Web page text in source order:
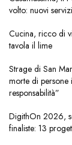
volto: nuovi
Cucina, ricco di
tavola il lime
Strage di San
morte di persone
responsabilità”
DigithOn 2026,
finaliste: 13